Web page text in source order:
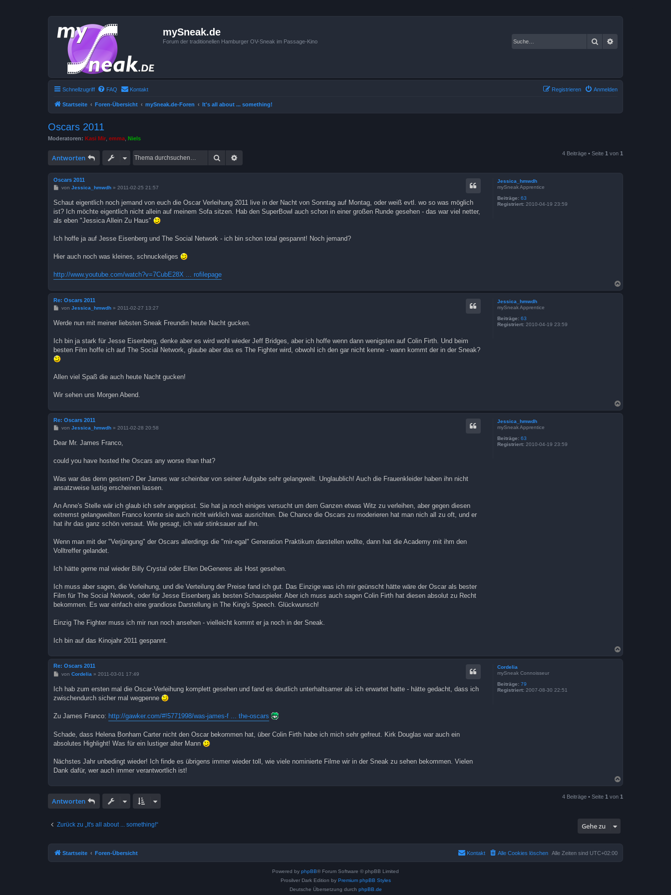
mySneak.de
Forum der traditionellen Hamburger OV-Sneak im Passage-Kino Suche
Schnellzugriff FAQ Kontakt Anmelden
Registrieren
Startseite Foren-Übersicht mySneak.de-Foren It's all about ... something!
Oscars 2011
Moderatoren: Kasi Mir emma Niels
Antworten Suche 4 Beiträge • Seite 1 von 1
Jessica_hmwdh
mySneak Apprentice
Beiträge: 63
Registriert: 2010-04-19 23:59
Oscars 2011
B
t
r
g
von Jessica_hmwdh» 2011-02-25 21:57
Schaut eigentlich noch jemand von euch die Oscar Verleihung 2011 live in der Nacht von Sonntag auf Montag, oder weiß evtl. wo so was möglich
ist? Ich möchte eigentlich nicht allein auf meinem Sofa sitzen. Hab den SuperBowl auch schon in einer großen Runde gesehen - das war viel netter,
als eben "Jessica Allein Zu Haus"
Ich hoffe ja auf Jesse Eisenberg und The Social Network - ich bin schon total gespannt! Noch jemand?
Hier auch noch was kleines, schnuckeliges
http://www.youtube.com/watch?v=7CubE28X ... rofilepage
a
c
Jessica_hmwdh
mySneak Apprentice
Beiträge: 63
Registriert: 2010-04-19 23:59
Re: Oscars 2011
B
i
t
a
g
von Jessica_hmwdh» 2011-02-27 13:27
Werde nun mit meiner liebsten Sneak Freundin heute Nacht gucken.
Ich bin ja stark für Jesse Eisenberg, denke aber es wird wohl wieder Jeff Bridges, aber ich hoffe wenn dann wenigsten auf Colin Firth. Und beim
besten Film hoffe ich auf The Social Network, glaube aber das es The Fighter wird, obwohl ich den gar nicht kenne - wann kommt der in der Sneak?
Allen viel Spaß die auch heute Nacht gucken!
Wir sehen uns Morgen Abend.
a
c
Jessica_hmwdh
mySneak Apprentice
Beiträge: 63
Registriert: 2010-04-19 23:59
Re: Oscars 2011
B
t
g
von Jessica_hmwdh» 2011-02-28 20:58
Dear Mr. James Franco,
could you have hosted the Oscars any worse than that?
Was war das denn gestern? Der James war scheinbar von seiner Aufgabe sehr gelangweilt. Unglaublich! Auch die Frauenkleider haben ihn nicht
ansatzweise lustig erscheinen lassen.
An Anne's Stelle wär ich glaub ich sehr angepisst. Sie hat ja noch einiges versucht um dem Ganzen etwas Witz zu verleihen, aber gegen diesen
extremst gelangweilten Franco konnte sie auch nicht wirklich was ausrichten. Die Chance die Oscars zu moderieren hat man nich all zu oft, und er
hat ihr das ganz schön versaut. Wie gesagt, ich wär stinksauer auf ihn.
Wenn man mit der "Verjüngung" der Oscars allerdings die "mir-egal" Generation Praktikum darstellen wollte, dann hat die Academy mit ihm den
Volltreffer gelandet.
Ich hätte gerne mal wieder Billy Crystal oder Ellen DeGeneres als Host gesehen.
Ich muss aber sagen, die Verleihung, und die Verteilung der Preise fand ich gut. Das Einzige was ich mir geünscht hätte wäre der Oscar als bester
Film für The Social Network, oder für Jesse Eisenberg als besten Schauspieler. Aber ich muss auch sagen Colin Firth hat diesen absolut zu Recht
bekommen. Es war einfach eine grandiose Darstellung in The King's Speech. Glückwunsch!
Einzig The Fighter muss ich mir nun noch ansehen - vielleicht kommt er ja noch in der Sneak.
Ich bin auf das Kinojahr 2011 gespannt.
a
c
Cordelia
mySneak Connoisseur
Beiträge: 79
Registriert: 2007-08-30 22:51
Re: Oscars 2011
B
i
t
r
von Cordelia » 2011-03-01 17:49
Ich hab zum ersten mal die Oscar-Verleihung komplett gesehen und fand es deutlich unterhaltsamer als ich erwartet hatte - hätte gedacht, dass ich
zwischendurch sicher mal wegpenne
Zu James Franco: http://gawker.com/#!5771998/was-james-f ... the-oscars
Schade, dass Helena Bonham Carter nicht den Oscar bekommen hat, über Colin Firth habe ich mich sehr gefreut. Kirk Douglas war auch ein
absolutes Highlight! Was für ein lustiger alter Mann
Nächstes Jahr unbedingt wieder! Ich finde es übrigens immer wieder toll, wie viele nominierte Filme wir in der Sneak zu sehen bekommen. Vielen
Dank dafür, wer auch immer verantwortlich ist!
a
h
Antworten 4 Beiträge • Seite 1 von 1
Zurück zu „It's all about ... something!“ Gehe zu
Startseite Foren-Übersicht Alle Zeiten sind UTC+02:00
Alle Cookies löschen
Kontakt
Powered by phpBB® Forum Software © phpBB Limited
Prosilver Dark Edition by Premium phpBB Styles
Deutsche Übersetzung durch phpBB.de